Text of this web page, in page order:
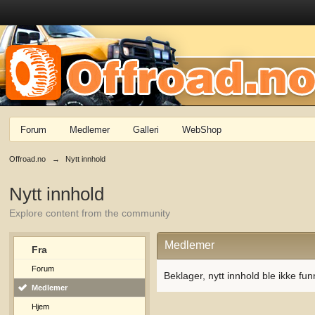
Forum Medlemer Galleri WebShop
Offroad.no → Nytt innhold
Nytt innhold
Explore content from the community
Fra
Forum
Medlemer
Hjem
Medlemer
Beklager, nytt innhold ble ikke